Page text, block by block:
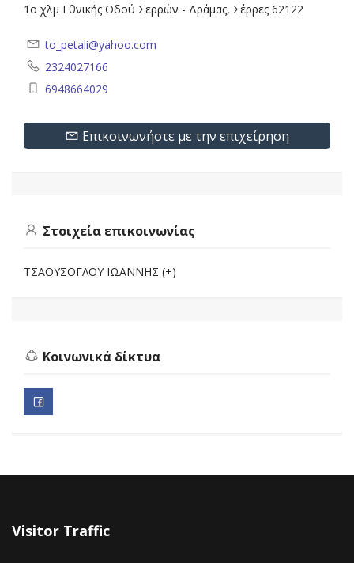
1ο χλμ Εθνικής Οδού Σερρών - Δράμας, Σέρρες 62122
to_petali@yahoo.com
2324027166
6948664029
Επικοινωνήστε με την επιχείρηση
Στοιχεία επικοινωνίας
ΤΣΑΟΥΣΟΓΛΟΥ ΙΩΑΝΝΗΣ (+)
Κοινωνικά δίκτυα
Visitor Traffic